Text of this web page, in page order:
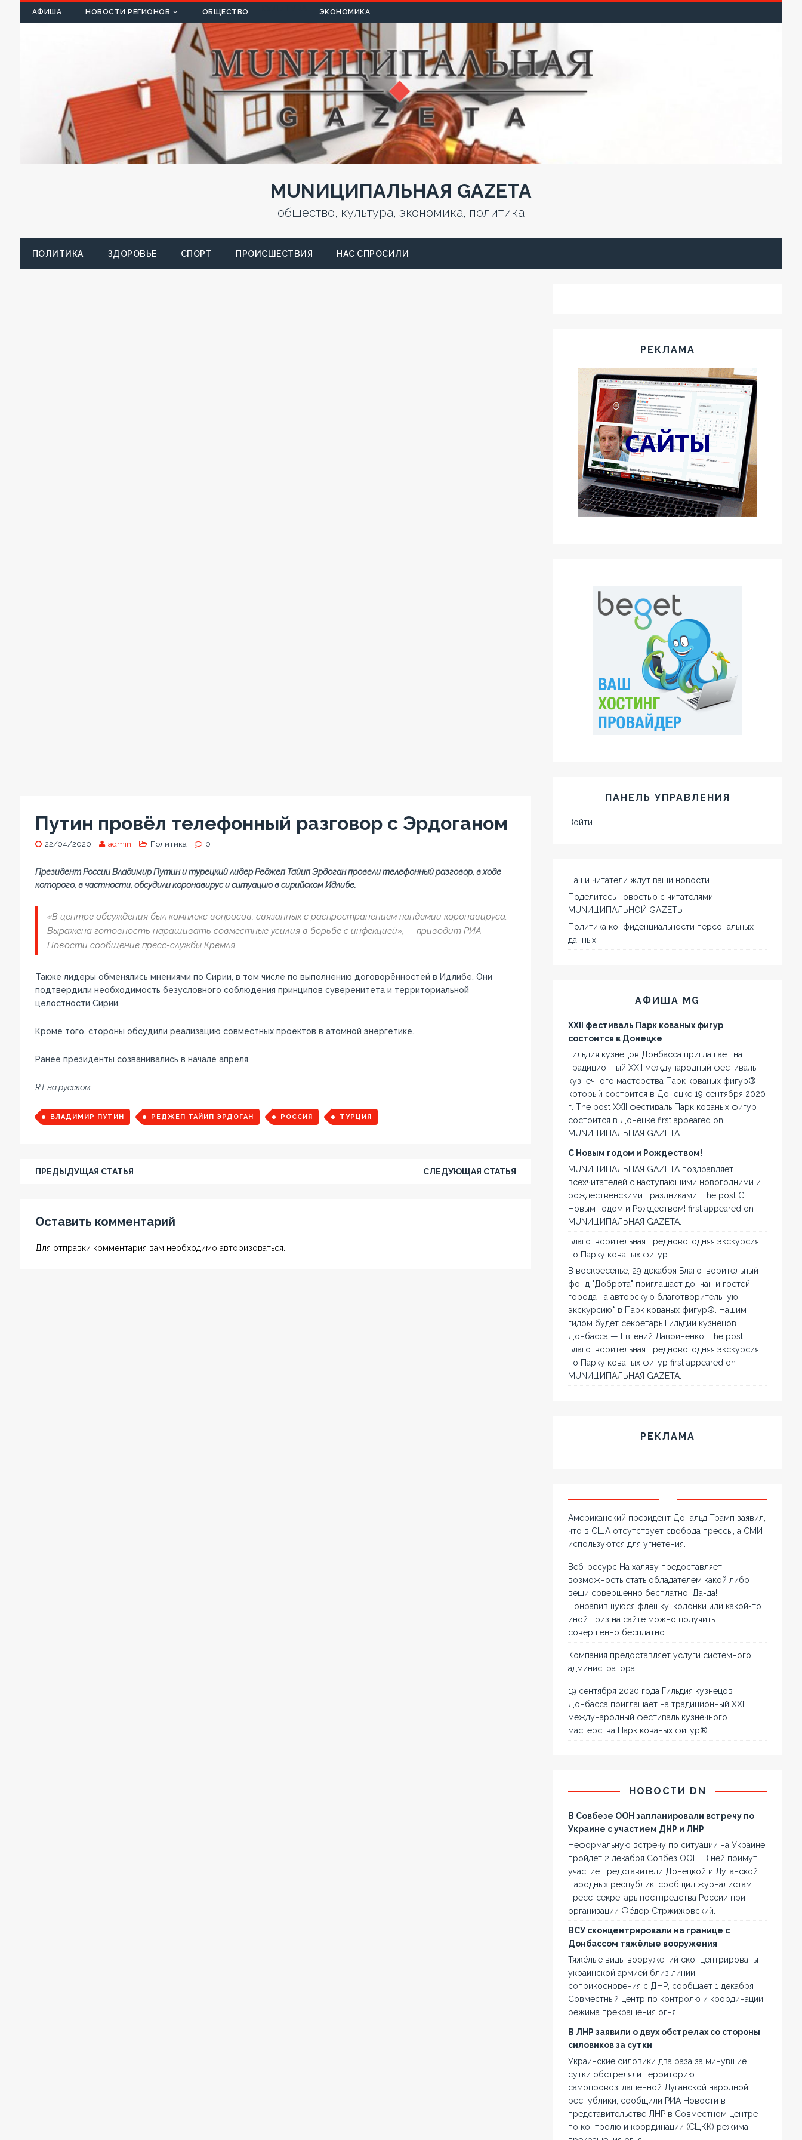
АФИША НОВОСТИ РЕГИОНОВ ОБЩЕСТВО ЭКОНОМИКА
MUNИЦИПАЛЬНАЯ GAZЕТА
общество, культура, экономика, политика
ПОЛИТИКА ЗДОРОВЬЕ СПОРТ ПРОИСШЕСТВИЯ НАС СПРОСИЛИ
Путин провёл телефонный разговор с Эрдоганом
22/04/2020 admin Политика 0
Президент России Владимир Путин и турецкий лидер Реджеп Тайип Эрдоган провели телефонный разговор, в ходе
которого, в частности, обсудили коронавирус и ситуацию в сирийском Идлибе.
«В центре обсуждения был комплекс вопросов, связанных с распространением пандемии коронавируса.
Выражена готовность наращивать совместные усилия в борьбе с инфекцией», — приводит РИА
Новости сообщение пресс-службы Кремля.
Также лидеры обменялись мнениями по Сирии, в том числе по выполнению договорённостей в Идлибе. Они
подтвердили необходимость безусловного соблюдения принципов суверенитета и территориальной
целостности Сирии.
Кроме того, стороны обсудили реализацию совместных проектов в атомной энергетике.
Ранее президенты созванивались в начале апреля.
RT на русском
ВЛАДИМИР ПУТИН РЕДЖЕП ТАЙИП ЭРДОГАН РОССИЯ ТУРЦИЯ
ПРЕДЫДУЩАЯ СТАТЬЯ СЛЕДУЮЩАЯ СТАТЬЯ
Оставить комментарий
Для отправки комментария вам необходимо авторизоваться.
РЕКЛАМА
ПАНЕЛЬ УПРАВЛЕНИЯ
Войти
Наши читатели ждут ваши новости
Поделитесь новостью с читателями
MUNИЦИПАЛЬНОЙ GAZЕТЫ
Политика конфиденциальности персональных
данных
АФИША MG
XXII фестиваль Парк кованых фигур
состоится в Донецке
Гильдия кузнецов Донбасса приглашает на
традиционный XXII международный фестиваль
кузнечного мастерства Парк кованых фигур®,
который состоится в Донецке 19 сентября 2020
г. The post XXII фестиваль Парк кованых фигур
состоится в Донецке first appeared on
MUNИЦИПАЛЬНАЯ GAZЕТА.
С Новым годом и Рождеством!
MUNИЦИПАЛЬНАЯ GAZЕТА поздравляет
всехчитателей с наступающими новогодними и
рождественскими праздниками! The post С
Новым годом и Рождеством! first appeared on
MUNИЦИПАЛЬНАЯ GAZЕТА.
Благотворительная предновогодняя экскурсия
по Парку кованых фигур
В воскресенье, 29 декабря Благотворительный
фонд "Доброта" приглашает дончан и гостей
города на авторскую благотворительную
экскурсию* в Парк кованых фигур®. Нашим
гидом будет секретарь Гильдии кузнецов
Донбасса — Евгений Лавриненко. The post
Благотворительная предновогодняя экскурсия
по Парку кованых фигур first appeared on
MUNИЦИПАЛЬНАЯ GAZЕТА.
РЕКЛАМА
Американский президент Дональд Трамп заявил,
что в США отсутствует свобода прессы, а СМИ
используются для угнетения.
Веб-ресурс На халяву предоставляет
возможность стать обладателем какой либо
вещи совершенно бесплатно. Да-да!
Понравившуюся флешку, колонки или какой-то
иной приз на сайте можно получить
совершенно бесплатно.
Компания предоставляет услуги системного
администратора.
19 сентября 2020 года Гильдия кузнецов
Донбасса приглашает на традиционный XXII
международный фестиваль кузнечного
мастерства Парк кованых фигур®.
НОВОСТИ DN
В Совбезе ООН запланировали встречу по
Украине с участием ДНР и ЛНР
Неформальную встречу по ситуации на Украине
пройдёт 2 декабря Совбез ООН. В ней примут
участие представители Донецкой и Луганской
Народных республик, сообщил журналистам
пресс-секретарь постпредства России при
организации Фёдор Стржижовский.
ВСУ сконцентрировали на границе с
Донбассом тяжёлые вооружения
Тяжёлые виды вооружений сконцентрированы
украинской армией близ линии
соприкосновения с ДНР, сообщает 1 декабря
Совместный центр по контролю и координации
режима прекращения огня.
В ЛНР заявили о двух обстрелах со стороны
силовиков за сутки
Украинские силовики два раза за минувшие
сутки обстреляли территорию
самопровозглашенной Луганской народной
республики, сообщили РИА Новости в
представительстве ЛНР в Совместном центре
по контролю и координации (СЦКК) режима